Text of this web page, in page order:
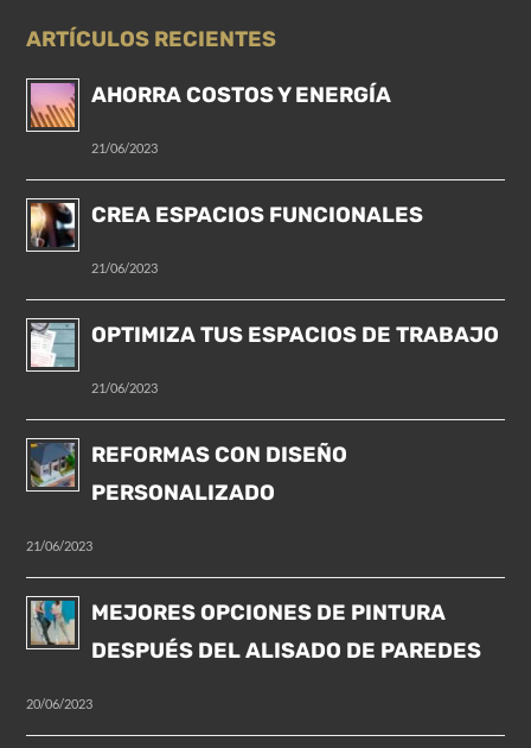
ARTÍCULOS RECIENTES
AHORRA COSTOS Y ENERGÍA
21/06/2023
CREA ESPACIOS FUNCIONALES
21/06/2023
OPTIMIZA TUS ESPACIOS DE TRABAJO
21/06/2023
REFORMAS CON DISEÑO
PERSONALIZADO
21/06/2023
MEJORES OPCIONES DE PINTURA
DESPUÉS DEL ALISADO DE PAREDES
20/06/2023